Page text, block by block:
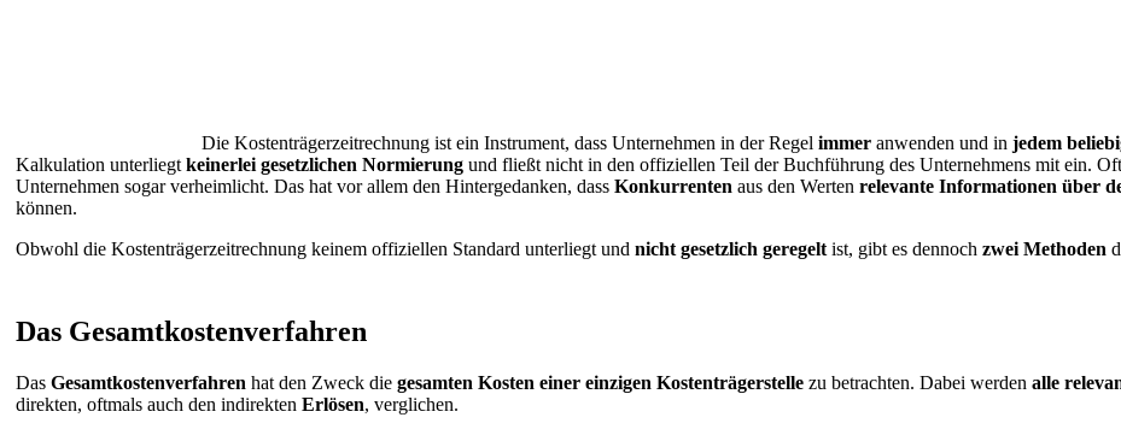
Die Kostenträgerzeitrechnung ist ein Instrument, dass Unternehmen in der Regel immer anwenden und in jedem
Kalkulation unterliegt keinerlei gesetzlichen Normierung und fließt nicht in den offiziellen Teil der Buchführung des Unternehmens mit ein.
Unternehmen sogar verheimlicht. Das hat vor allem den Hintergedanken, dass Konkurrenten aus den Werten relevante Informationen über
können.
Obwohl die Kostenträgerzeitrechnung keinem offiziellen Standard unterliegt und nicht gesetzlich geregelt ist, gibt es dennoch zwei Methoden
Das Gesamtkostenverfahren
Das Gesamtkostenverfahren hat den Zweck die gesamten Kosten einer einzigen Kostenträgerstelle zu betrachten. Dabei werden alle
direkten, oftmals auch den indirekten Erlösen, verglichen.